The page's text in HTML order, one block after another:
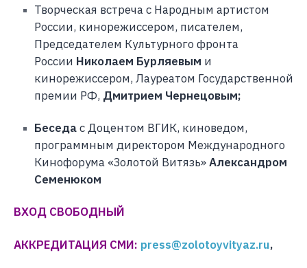
Творческая встреча с Народным артистом
России, кинорежиссером, писателем,
Председателем Культурного фронта
России Николаем Бурляевым и
кинорежиссером, Лауреатом Государственной
премии РФ, Дмитрием Чернецовым;
Беседас Доцентом ВГИК, киноведом,
программным директором Международного
Кинофорума «Золотой Витязь»Александром
Семенюком
ВХОД СВОБОДНЫЙ
АККРЕДИТАЦИЯ СМИ: press@zolotoyvityaz.ru,